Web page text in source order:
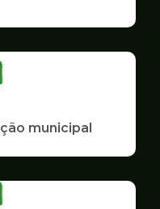
municipal